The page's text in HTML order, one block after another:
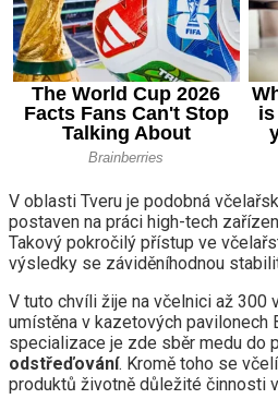
V oblasti Tveru je podobná
postaven na práci high-tech
Takový pokročilý přístup ve
výsledky se záviděníhodnou
V tuto chvíli žije na včelnici až 300
umístěna v kazetových pavilonech
specializace je zde sběr medu do
odstřeďování. Kromě toho se
produktů životně důležité činnosti